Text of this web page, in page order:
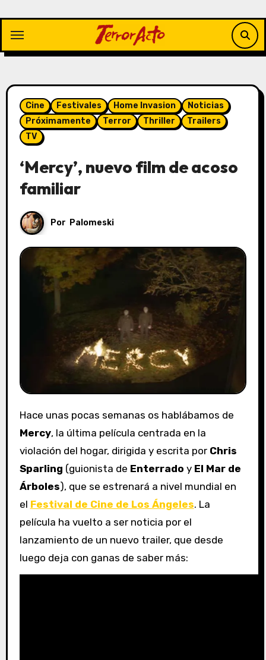
contenido
Cine Festivales Home Invasion
Noticias
Próximamente
Terror Thriller
Trailers
TV
‘Mercy’, nuevo film de acoso
familiar
Por Palomeski
Hace unas pocas semanas os hablábamos de
Mercy, la última película centrada en la
violación del hogar, dirigida y escrita por Chris
Sparling (guionista de Enterrado y El Mar de
Árboles), que se estrenará a nivel mundial en
el Festival de Cine de Los Ángeles. La
película ha vuelto a ser noticia por el
lanzamiento de un nuevo trailer, que desde
luego deja con ganas de saber más: